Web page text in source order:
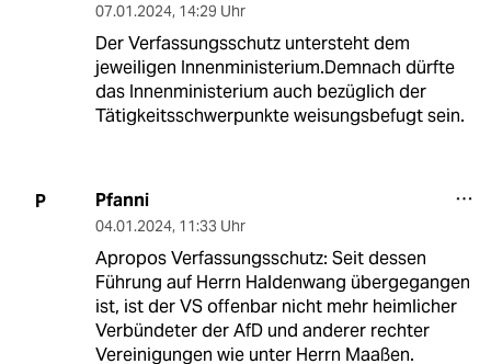
07.01.2024, 14:29 Uhr
Der Verfassungsschutz untersteht dem
jeweiligen Innenministerium.Demnach dürfte
das Innenministerium auch bezüglich der
Tätigkeitsschwerpunkte weisungsbefugt sein.
P Pfanni
04.01.2024, 11:33 Uhr
Apropos Verfassungsschutz: Seit dessen
Führung auf Herrn Haldenwang übergegangen
ist, ist der VS offenbar nicht mehr heimlicher
Verbündeter der AfD und anderer rechter
Vereinigungen wie unter Herrn Maaßen.